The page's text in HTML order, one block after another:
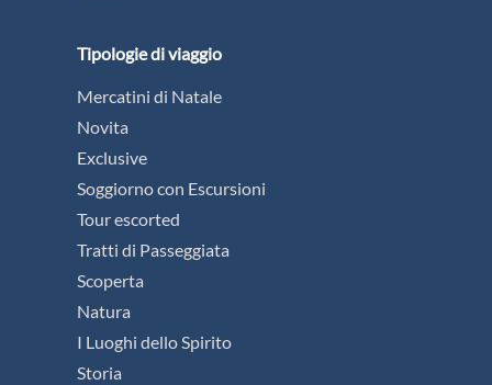
Tipologie di viaggio
Mercatini di Natale
Novita
Exclusive
Soggiorno con Escursioni
Tour escorted
Tratti di Passeggiata
Scoperta
Natura
I Luoghi dello Spirito
Storia